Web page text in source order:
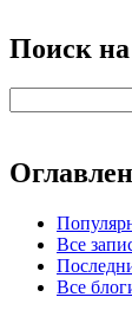
Поиск на
Все
Все